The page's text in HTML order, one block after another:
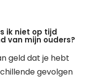
ik niet op tijd
van mijn ouders?
geld dat je hebt
gevolgen